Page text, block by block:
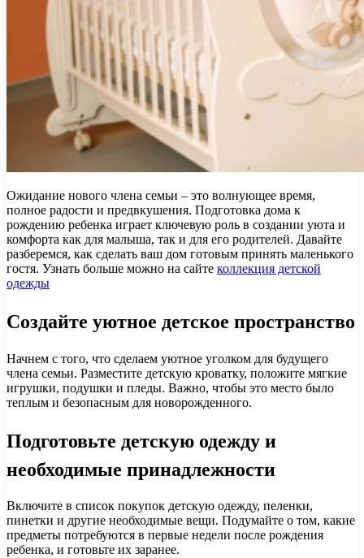
Ожидание нового члена семьи – это волнующее время,
полное радости и предвкушения. Подготовка дома к
рождению ребенка играет ключевую роль в создании уюта и
комфорта как для малыша, так и для его родителей. Давайте
разберемся, как сделать ваш дом готовым принять маленького
гостя. Узнать больше можно на сайте коллекция детской
одежды
Создайте уютное детское пространство
Начнем с того, что сделаем уютное уголком для будущего
члена семьи. Разместите детскую кроватку, положите мягкие
игрушки, подушки и пледы. Важно, чтобы это место было
теплым и безопасным для новорожденного.
Подготовьте детскую одежду и
необходимые принадлежности
Включите в список покупок детскую одежду, пеленки,
пинетки и другие необходимые вещи. Подумайте о том, какие
предметы потребуются в первые недели после рождения
ребенка, и готовьте их заранее.